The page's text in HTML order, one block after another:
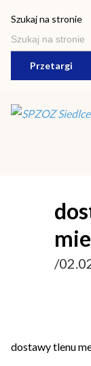
Szukaj na stronie
Przetargi
/
dostawy tlenu